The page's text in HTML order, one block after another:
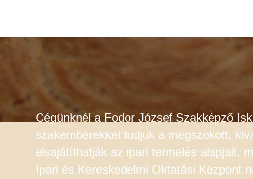
Cégünknél a Fodor József Szakképző
szakemberekkel tudjuk a megszokott,
elsajátíthatják az ipari termelés alapjait,
Ipari és Kereskedelmi Oktatási Központ